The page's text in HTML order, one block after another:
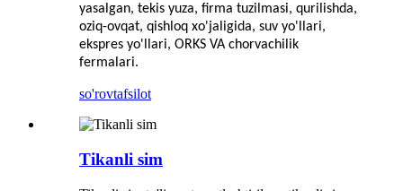
yasalgan, tekis yuza, firma tuzilmasi, qurilishda,
oziq-ovqat, qishloq xo'jaligida, suv yo'llari,
ekspres yo'llari, ORKS VA chorvachilik
fermalari.
so'rovtafsilot
Tikanli sim